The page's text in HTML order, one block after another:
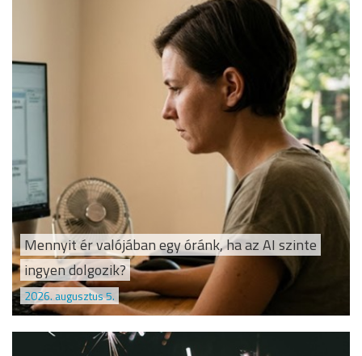
Mennyit ér valójában egy óránk, ha az AI szinte
ingyen dolgozik?
2026. augusztus 5.